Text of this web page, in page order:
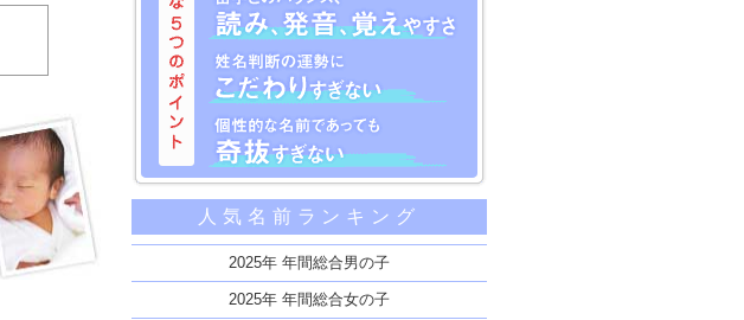
名づけに大事な5つのポイント
命名に親の責任を自覚する
名前は子供への愛情や願いの結晶
苗字とのバランス、読み、発音、覚えやすさ
姓名判断の運勢にこだわりすぎない
人気名前ランキング
2025年 年間総合男の子
2025年 年間総合女の子